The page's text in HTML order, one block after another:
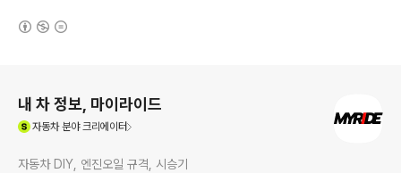
내 차 정보, 마이라이드
자동차분야 크리에이터
자동차 DIY, 엔진오일 규격, 시승기